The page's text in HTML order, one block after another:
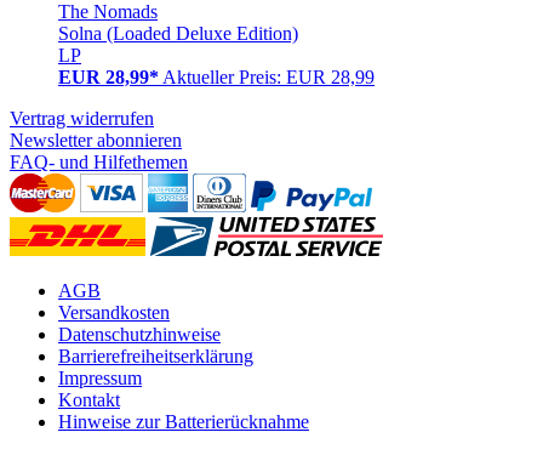
The Nomads
Solna (Loaded Deluxe Edition)
LP
EUR 28,99* Aktueller Preis: EUR 28,99
Vertrag widerrufen
Newsletter abonnieren
FAQ- und Hilfethemen
AGB
Versandkosten
Datenschutzhinweise
Barrierefreiheitserklärung
Impressum
Kontakt
Hinweise zur Batterierücknahme